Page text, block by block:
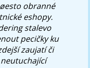
obranné
eshopy.
stalevo
pecičky ku
zaujatí či